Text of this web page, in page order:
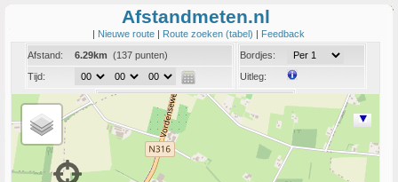
Afstandmeten.nl
| Nieuwe route | Route zoeken (tabel) | Feedback
Afstand:
6.29km (137 punten)
Tijd:
Bordjes:
Uitleg:
Coord:
Info:Link naar deze route